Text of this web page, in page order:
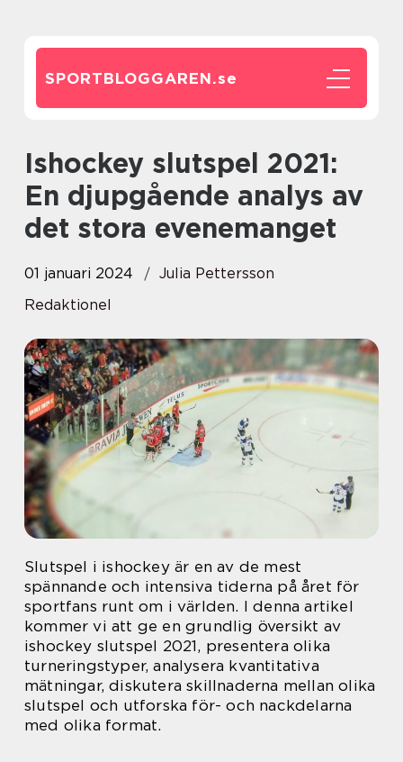
SPORTBLOGGAREN.se
Ishockey slutspel 2021:
En djupgående analys av
det stora evenemanget
01 januari 2024
Julia Pettersson
Redaktionel
Slutspel i ishockey är en av de mest
spännande och intensiva tiderna på året för
sportfans runt om i världen. I denna artikel
kommer vi att ge en grundlig översikt av
ishockey slutspel 2021, presentera olika
turneringstyper, analysera kvantitativa
mätningar, diskutera skillnaderna mellan olika
slutspel och utforska för- och nackdelarna
med olika format.